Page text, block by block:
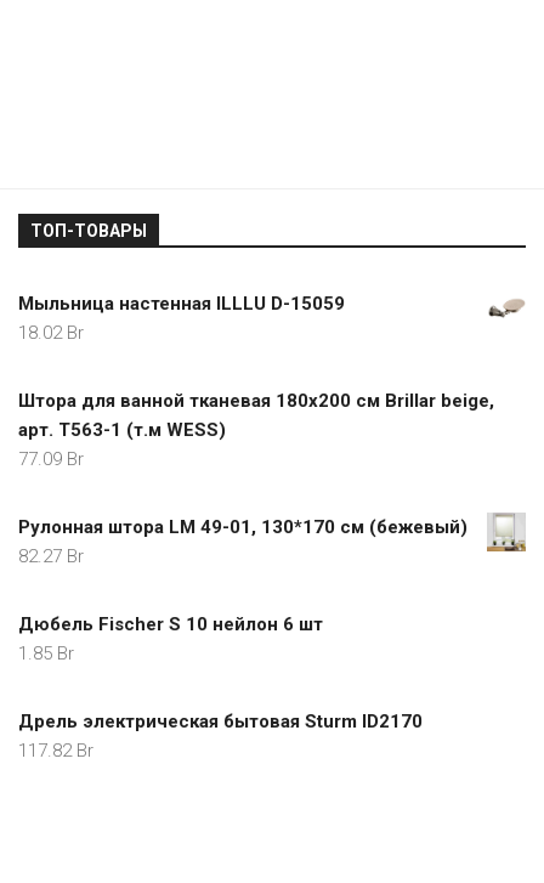
ТОП-ТОВАРЫ
Мыльница настенная ILLLU D-15059
18.02 Br
Штора для ванной тканевая 180х200 см Brillar beige,
арт. T563-1 (т.м WESS)
77.09 Br
Рулонная штора LM 49-01, 130*170 см (бежевый)
82.27 Br
Дюбель Fischer S 10 нейлон 6 шт
1.85 Br
Дрель электрическая бытовая Sturm ID2170
117.82 Br